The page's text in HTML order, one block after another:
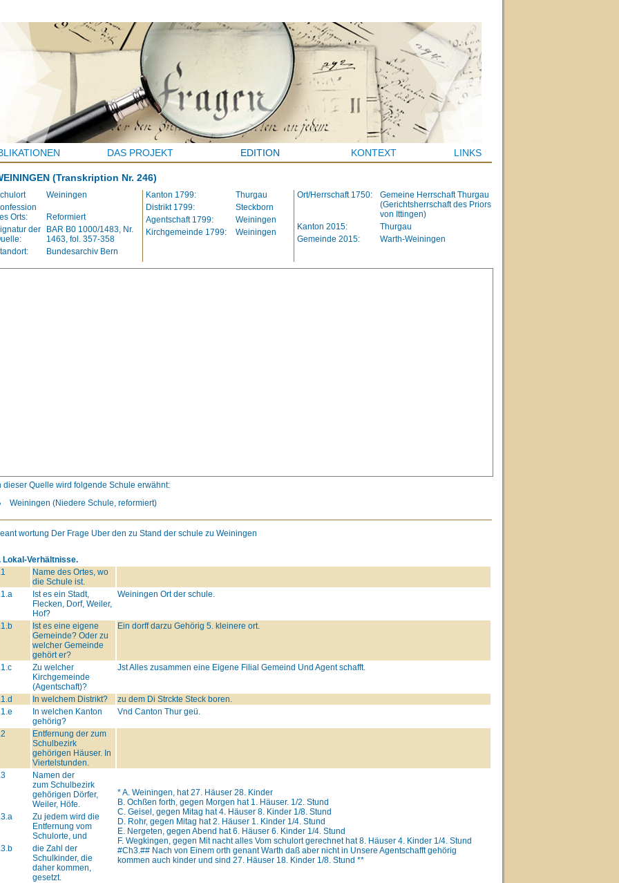
DAS PROJEKT EDITION KONTEXT LINKS
(Transkription Nr. 246)
Weiningen
Orts:
Reformiert
der
BAR B0 1000/1483, Nr.
1463, fol. 357-358
Bundesarchiv Bern
Kanton 1799:
Thurgau
Distrikt 1799:
Steckborn
Agentschaft 1799:
Weiningen
Kirchgemeinde 1799:
Weiningen
Ort/Herrschaft 1750:
Gemeine Herrschaft Thurgau
(Gerichtsherrschaft des Priors
von Ittingen)
Kanton 2015:
Thurgau
Gemeinde 2015:
Warth-Weiningen
dieser Quelle wird folgende Schule erwähnt:
Weiningen (Niedere Schule, reformiert)
wortung Der Frage Uber den zu Stand der schule zu Weiningen
Lokal-Verhältnisse.
Name des Ortes, wo
die Schule ist.
Ist es ein Stadt,
Flecken, Dorf, Weiler,
Hof?
Weiningen Ort der schule.
Ist es eine eigene
Gemeinde? Oder zu
welcher Gemeinde
gehört er?
Ein dorff darzu Gehörig 5. kleinere ort.
Zu welcher
Kirchgemeinde
(Agentschaft)?
Jst Alles zusammen eine Eigene Filial Gemeind Und Agent schafft.
In welchem Distrikt?
zu dem Di Strckte Steck boren.
In welchen Kanton
gehörig?
Vnd Canton Thur geü.
Entfernung der zum
Schulbezirk
gehörigen Häuser. In
Viertelstunden.
Namen der
zum Schulbezirk
gehörigen Dörfer,
Weiler, Höfe.
* A. Weiningen, hat 27. Häuser 28. Kinder
B. Ochßen forth, gegen Morgen hat 1. Häuser. 1/2. Stund
C. Geisel, gegen Mitag hat 4. Häuser 8. Kinder 1/8. Stund
D. Rohr, gegen Mitag hat 2. Häuser 1. Kinder 1/4. Stund
E. Nergeten, gegen Abend hat 6. Häuser 6. Kinder 1/4. Stund
F. Wegkingen, gegen Mit nacht alles Vom schulort gerechnet hat 8. Häuser 4. Kinder 1/4. Stund
#Ch3.##Nach von Einem orth genant Warth daß aber nicht in Unsere Agentschafft gehörig
kommen auch kinder und sind 27. Häuser 18. Kinder 1/8. Stund **
Zu jedem wird die
Entfernung vom
Schulorte, und
die Zahl der
Schulkinder, die
daher kommen,
gesetzt.